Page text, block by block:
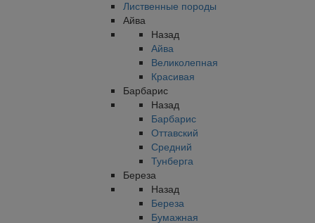
Лиственные породы
Айва
Назад
Айва
Великолепная
Красивая
Барбарис
Назад
Барбарис
Оттавский
Средний
Тунберга
Береза
Назад
Береза
Бумажная